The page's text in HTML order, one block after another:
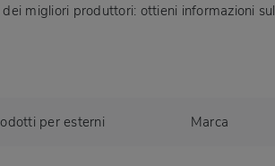
migliori produttori: ottieni informazioni
per esterni Marca